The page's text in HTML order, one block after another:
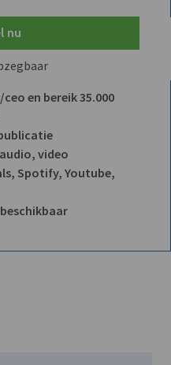
nu
en bereik 35.000
video
Spotify, Youtube,